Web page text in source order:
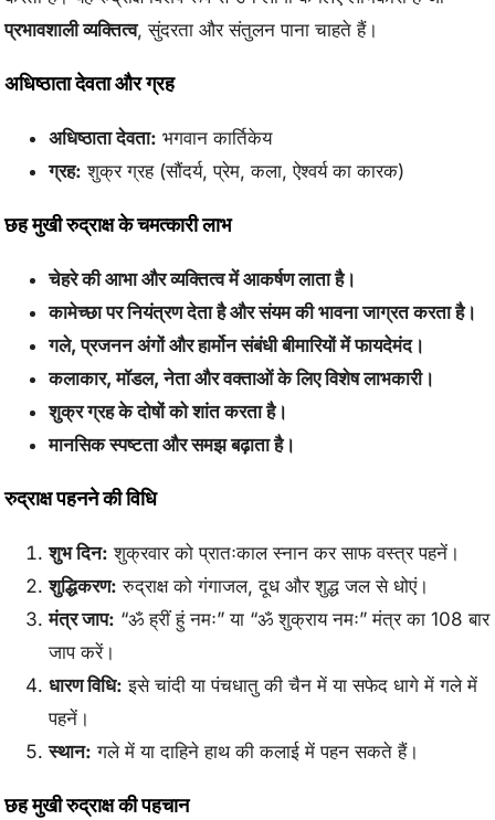
प्रभावशाली व्यक्तित्व, सुंदरता और संतुलन पाना चाहते हैं।
अधिष्ठाता देवता और ग्रह
अधिष्ठाता देवता: भगवान कार्तिकेय
ग्रह: शुक्र ग्रह (सौंदर्य, प्रेम, कला, ऐश्वर्य का कारक)
छह मुखी रुद्राक्ष के चमत्कारी लाभ
चेहरे की आभा और व्यक्तित्व में आकर्षण लाता है।
कामेच्छा पर नियंत्रण देता है और संयम की भावना जाग्रत करता है।
गले, प्रजनन अंगों और हार्मोन संबंधी बीमारियों में फायदेमंद।
कलाकार, मॉडल, नेता और वक्ताओं के लिए विशेष लाभकारी।
शुक्र ग्रह के दोषों को शांत करता है।
मानसिक स्पष्टता और समझ बढ़ाता है।
रुद्राक्ष पहनने की विधि
शुभ दिन: शुक्रवार को प्रातःकाल स्नान कर साफ वस्त्र पहनें।
शुद्धिकरण: रुद्राक्ष को गंगाजल, दूध और शुद्ध जल से धोएं।
मंत्र जाप: “ॐ ह्रीं हुं नमः” या “ॐ शुक्राय नमः” मंत्र का 108 बार
जाप करें।
धारण विधि: इसे चांदी या पंचधातु की चैन में या सफेद धागे में गले में
पहनें।
स्थान: गले में या दाहिने हाथ की कलाई में पहन सकते हैं।
छह मुखी रुद्राक्ष की पहचान